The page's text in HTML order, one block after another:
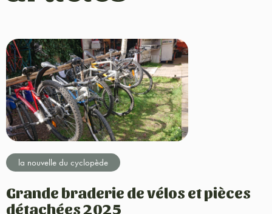
la nouvelle du cyclopède
Grande braderie de vélos et pièces
détachées 2025